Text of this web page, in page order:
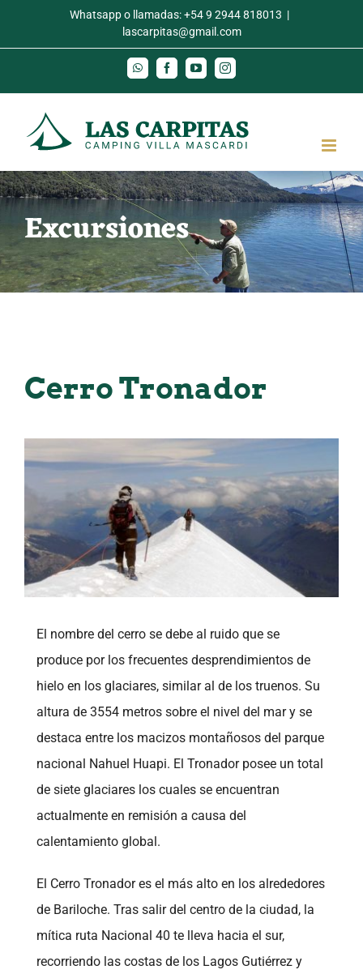
Whatsapp o llamadas:+54 9 2944 818013 |
lascarpitas@gmail.com
WhatsAppFacebookYouTubeInstagram
Excursiones
Cerro Tronador
Larger
Image
El nombre del cerro se debe al ruido que se
produce por los frecuentes desprendimientos de
hielo en los glaciares, similar al de los truenos. Su
altura de 3554 metros sobre el nivel del mar y se
destaca entre los macizos montañosos del parque
nacional Nahuel Huapi. El Tronador posee un total
de siete glaciares los cuales se encuentran
actualmente en remisión a causa del
calentamiento global.
El Cerro Tronador es el más alto en los alrededores
de Bariloche. Tras salir del centro de la ciudad, la
mítica ruta Nacional 40 te lleva hacia el sur,
recorriendo las costas de los Lagos Gutiérrez y